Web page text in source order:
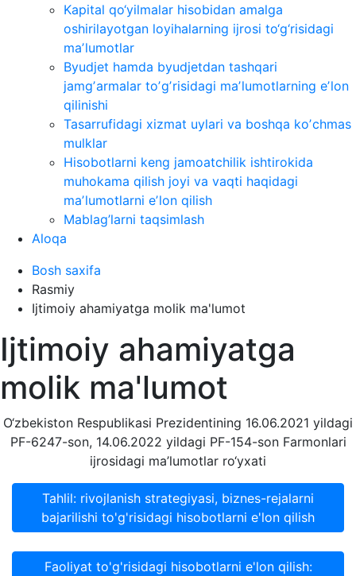
Kapital qo‘yilmalar hisobidan amalga
oshirilayotgan loyihalarning ijrosi to‘g‘risidagi
maʼlumotlar
Byudjet hamda byudjetdan tashqari
jamgʼarmalar toʼgʼrisidagi maʼlumotlarning eʼlon
qilinishi
Tasarrufidagi xizmat uylari va boshqa koʼchmas
mulklar
Hisobotlarni keng jamoatchilik ishtirokida
muhokama qilish joyi va vaqti haqidagi
maʼlumotlarni eʼlon qilish
Mablag’larni taqsimlash
Aloqa
Bosh saxifa
Rasmiy
Ijtimoiy ahamiyatga molik ma'lumot
Ijtimoiy ahamiyatga
molik ma'lumot
O‘zbekiston Respublikasi Prezidentining 16.06.2021 yildagi
PF-6247-son, 14.06.2022 yildagi PF-154-son Farmonlari
ijrosidagi ma’lumotlar ro‘yxati
Tahlil: rivojlanish strategiyasi, biznes-rejalarni
bajarilishi to'g'risidagi hisobotlarni e'lon qilish
Faoliyat to'g'risidagi hisobotlarni e'lon qilish: